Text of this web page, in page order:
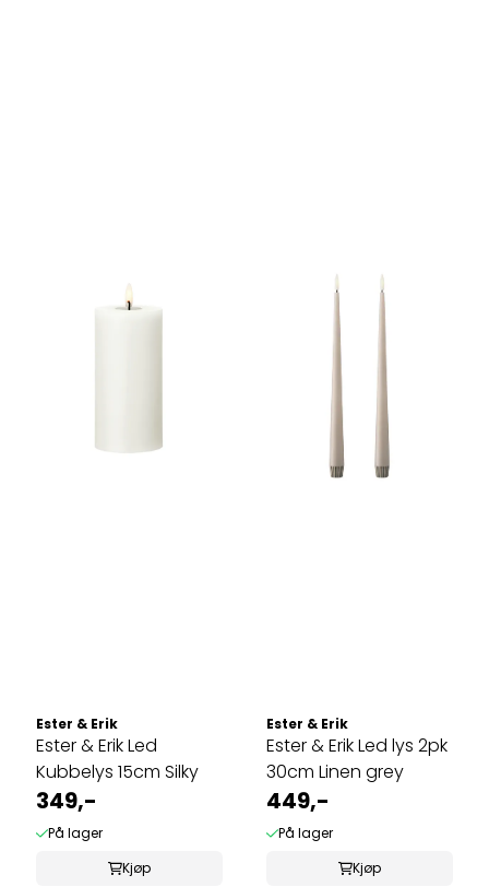
Ester & Erik
Ester & Erik Led
Kubbelys 15cm Silky
349,-
På lager
Kjøp
Ester & Erik
Ester & Erik Led lys 2pk
30cm Linen grey
449,-
På lager
Kjøp